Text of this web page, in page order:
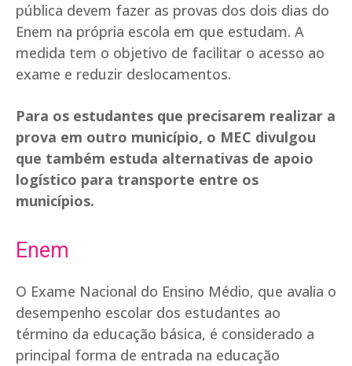
pública devem fazer as provas dos dois dias do
Enem na própria escola em que estudam. A
medida tem o objetivo de facilitar o acesso ao
exame e reduzir deslocamentos.
Para os estudantes que precisarem realizar a
prova em outro município, o MEC divulgou
que também estuda alternativas de apoio
logístico para transporte entre os
municípios.
Enem
O Exame Nacional do Ensino Médio, que avalia o
desempenho escolar dos estudantes ao
término da educação básica, é considerado a
principal forma de entrada na educação